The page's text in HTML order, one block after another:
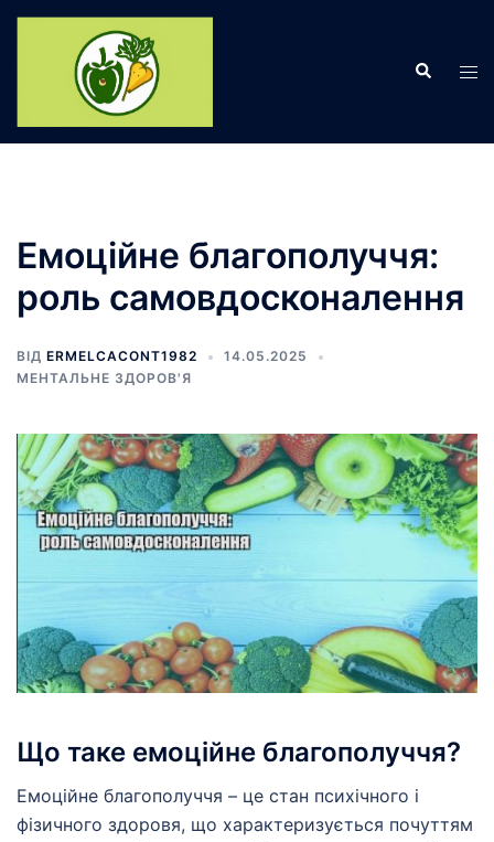
Перейти
Пошук
Емоційне благополуччя:
роль самовдосконалення
ВІД ERMELCACONT1982
14.05.2025
МЕНТАЛЬНЕ ЗДОРОВ'Я
Що таке емоційне благополуччя?
Емоційне благополуччя – це стан психічного і
фізичного здоровя, що характеризується почуттям